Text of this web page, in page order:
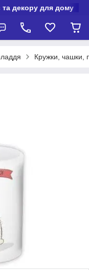
та декору для дому
Кружки, чашки,